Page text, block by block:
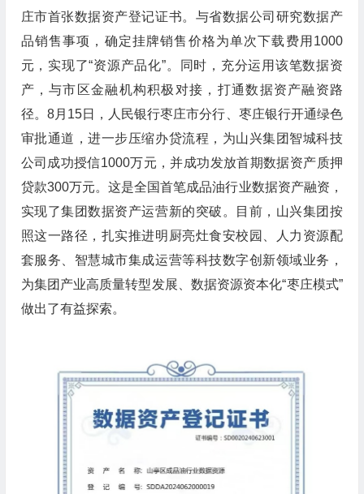
庄市首张数据资产登记证书。与省数据公司研究数据产
品销售事项，确定挂牌销售价格为单次下载费用1000
元，实现了“资源产品化”。同时，充分运用该笔数据资
产，与市区金融机构积极对接，打通数据资产融资路
径。8月15日，人民银行枣庄市分行、枣庄银行开通绿色
审批通道，进一步压缩办贷流程，为山兴集团智城科技
公司成功授信1000万元，并成功发放首期数据资产质押
贷款300万元。这是全国首笔成品油行业数据资产融资，
实现了集团数据资产运营新的突破。目前，山兴集团按
照这一路径，扎实推进明厨亮灶食安校园、人力资源配
套服务、智慧城市集成运营等科技数字创新领域业务，
为集团产业高质量转型发展、数据资源资本化“枣庄模式”
做出了有益探索。